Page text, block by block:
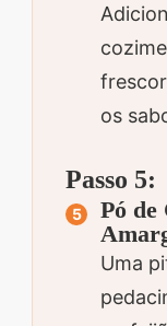
os
Passo 5:
Pó de
Uma